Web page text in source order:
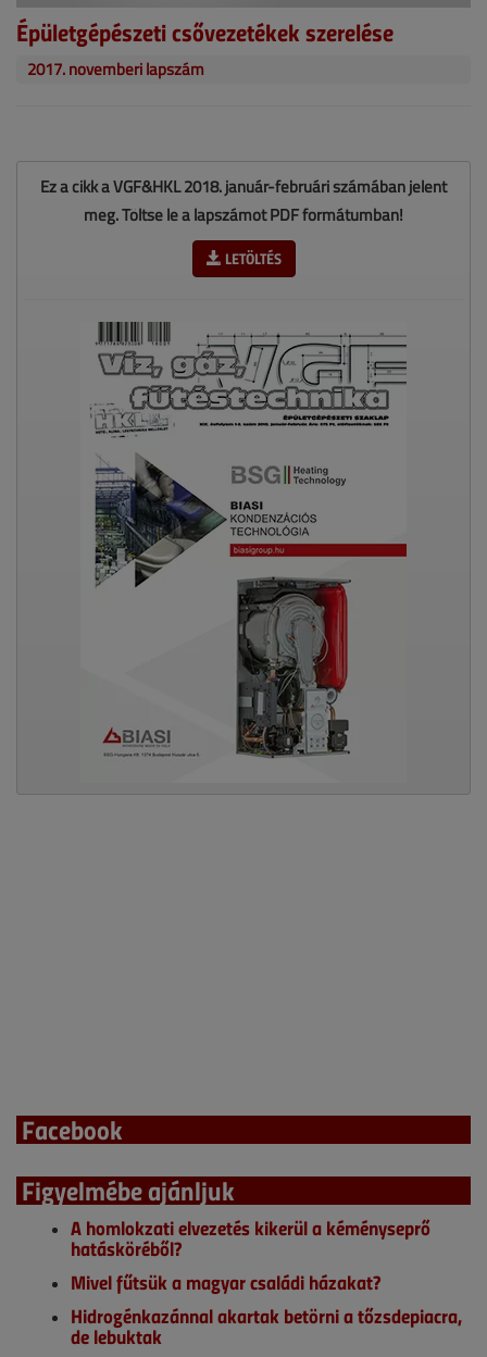
Épületgépészeti csővezetékek szerelése
2017. novemberi lapszám
Ez a cikk a VGF&HKL 2018. január-februári számában jelent
meg. Töltse le a lapszámot PDF formátumban!
LETÖLTÉS
Facebook
Figyelmébe ajánljuk
A homlokzati elvezetés kikerül a kéményseprő
hatásköréből?
Mivel fűtsük a magyar családi házakat?
Hidrogénkazánnal akartak betörni a tőzsdepiacra,
de lebuktak